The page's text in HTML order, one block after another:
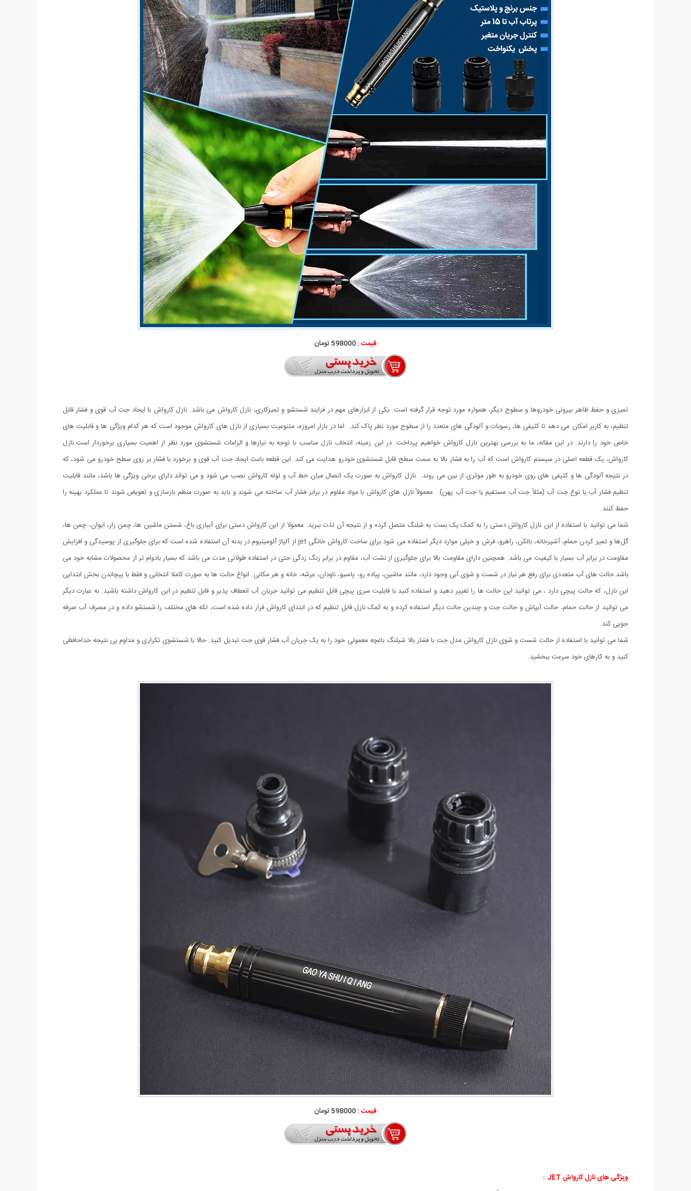
قیمت :598000 تومان
تمیزی و حفظ ظاهر بیرونی خودروها و سطوح دیگر، همواره مورد توجه قرار گرفته است. یکی از ابزارهای مهم در فرایند شستشو و تمیزکاری، نازل کارواش می باشد. نازل کارواش با ایجاد جت آب قوی و فشار قابل
تنظیم، به کاربر امکان می دهد تا کثیفی ها، رسوبات و آلودگی های متعدد را از سطوح مورد نظر پاک کند. اما در بازار امروزه، متنوعیت بسیاری از نازل های کارواش موجود است که هر کدام ویژگی ها و قابلیت های
خاص خود را دارند. در این مقاله، ما به بررسی بهترین نازل کارواش خواهیم پرداخت. در این زمینه، انتخاب نازل مناسب با توجه به نیازها و الزامات شستشوی مورد نظر از اهمیت بسیاری برخوردار است.نازل
کارواش، یک قطعه اصلی در سیستم کارواش است که آب را به فشار بالا به سمت سطح قابل شستشوی خودرو هدایت می کند. این قطعه باعث ایجاد جت آب قوی و برخورد با فشار بر روی سطح خودرو می شود، که
در نتیجه آلودگی ها و کثیفی های روی خودرو به طور موثری از بین می روند. نازل کارواش به صورت یک اتصال میان خط آب و لوله کارواش نصب می شود و می تواند دارای برخی ویژگی ها باشد، مانند قابلیت
تنظیم فشار آب یا نوع جت آب (مثلاً جت آب مستقیم یا جت آب پهن). معمولاً نازل های کارواش با مواد مقاوم در برابر فشار آب ساخته می شوند و باید به صورت منظم بازسازی و تعویض شوند تا عملکرد بهینه را
حفظ کنند.
شما می توانید با استفاده از این نازل کارواش دستی را به کمک یک بست به شلنگ متصل کرده و از نتیجه آن لذت ببرید. معمولا از این کارواش دستی برای آبیاری باغ، شستن ماشین ها، چمن زار، ایوان، چمن ها،
گل‌ها و تمیز کردن حمام، آشپزخانه، بالکن، راهرو، فرش و خیلی موارد دیگر استفاده می شود.برای ساخت کارواش خانگی jet از آلیاژ آلومینیوم در بدنه آن استفاده شده است که برای جلوگیری از پوسیدگی و افزایش
مقاومت در برابر آب بسیار با کیفیت می باشد. همچنین دارای مقاومت بالا برای جلوگیری از نشت آب، مقاوم در برابر زنگ زدگی حتی در استفاده طولانی مدت می باشد که بسیار بادوام تر از محصولات مشابه خود می
باشد.حالت های آب متعددی برای رفع هر نیاز در شست و شوی آبی وجود دارد، مانند ماشین، پیاده رو، پاسیو، ناودان، عرشه، خانه و هر مکانی. انواع حالت ها به صورت کاملا انتخابی و فقط با پیچاندن بخش ابتدایی
این نازل، که حالت پیچی دارد ، می توانید این حالت ها را تغییر دهید و استفاده کنید.با قابلیت سری پیچی قابل تنظیم می توانید جریان آب انعطاف پذیر و قابل تنظیم در این کارواش داشته باشید. به عبارت دیگر
می توانید از حالت حمام، حالت آبپاش و حالت جت و چندین حالت دیگر استفاده کرده و به کمک نازل قابل تنظیم که در ابتدای کارواش قرار داده شده است، لکه های مختلف را شستشو داده و در مصرف آب صرفه
جویی کند.
شما می توانید با استفاده از حالت شست و شوی نازل کارواش مدل جت با فشار بالا شیلنگ باغچه معمولی خود را به یک جریان آب فشار قوی جت تبدیل کنید. حالا با شستشوی تکراری و مداوم بی نتیجه خداحافظی
کنید و به کارهای خود سرعت ببخشید.
قیمت :598000 تومان
ویژگی هاینازل کارواش JET
: